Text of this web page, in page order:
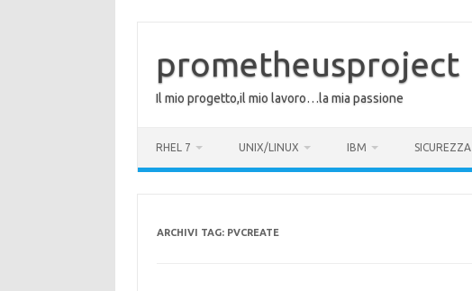
prometheusproject
Il mio progetto,il mio lavoro…la mia passione
RHEL 7 UNIX/LINUX IBM SICUREZZA
ARCHIVI TAG: PVCREATE